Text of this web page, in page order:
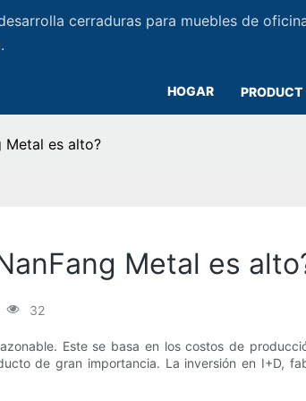
cerraduras para muebles de
HOGAR PRODUCT
Metal es alto?
Metal es
32
Este se basa en los costos de
de gran importancia. La inversión en I+D,